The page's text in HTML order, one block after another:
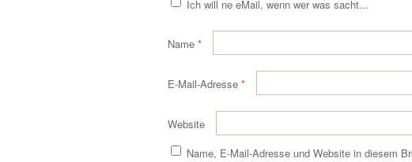
Ich will ne eMail, wenn wer was sacht...
Name *
E-Mail-Adresse *
Website
Name, E-Mail-Adresse und Website in diesem